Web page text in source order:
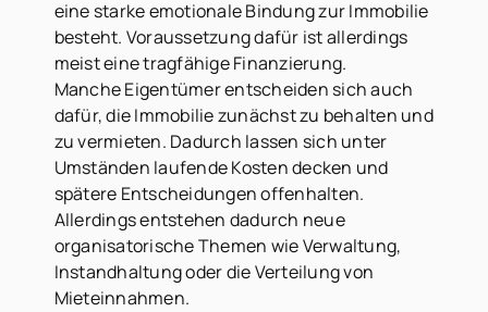
eine starke emotionale Bindung zur Immobilie
besteht. Voraussetzung dafür ist allerdings
meist eine tragfähige Finanzierung.
Manche Eigentümer entscheiden sich auch
dafür, die Immobilie zunächst zu behalten und
zu vermieten. Dadurch lassen sich unter
Umständen laufende Kosten decken und
spätere Entscheidungen offenhalten.
Allerdings entstehen dadurch neue
organisatorische Themen wie Verwaltung,
Instandhaltung oder die Verteilung von
Mieteinnahmen.